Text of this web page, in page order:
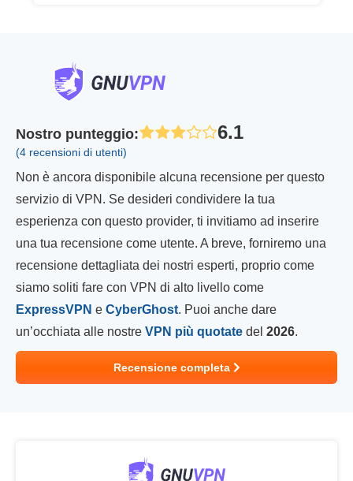
Nostro punteggio: 6.1
(4 recensioni di utenti)
Non è ancora disponibile alcuna recensione per questo
servizio di VPN. Se desideri condividere la tua
esperienza con questo provider, ti invitiamo ad inserire
una tua recensione come utente. A breve, forniremo una
recensione dettagliata dei nostri esperti, proprio come
siamo soliti fare con VPN di alto livello come
ExpressVPN e CyberGhost. Puoi anche dare
un’occhiata alle nostre VPN più quotate del 2026.
Recensione completa